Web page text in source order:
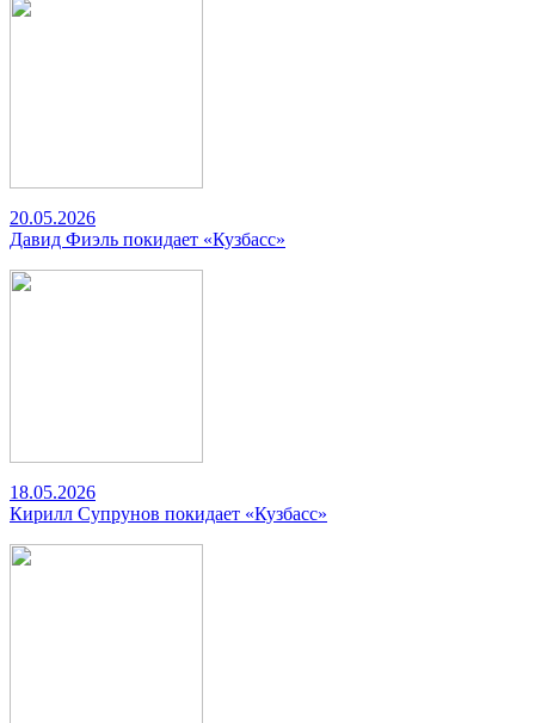
20.05.2026
Давид Фиэль покидает «Кузбасс»
18.05.2026
Кирилл Супрунов покидает «Кузбасс»